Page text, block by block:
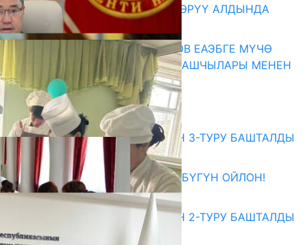
КӨРКӨМ ТАСМАСЫ ЖАРЫК КӨРҮҮ АЛДЫНДА
07.08.2026
ПРЕЗИДЕНТ САДЫР ЖАПАРОВ ЕАЭБГЕ МҮЧӨ
МАМЛЕКЕТТЕРДИН ӨКМӨТ БАШЧЫЛАРЫ МЕНЕН
ЖОЛУГУШТУ
07.08.2026
Абитуриент
ЖОЖДОРГО КАБЫЛ АЛУУНУН 3-ТУРУ БАШТАЛДЫ
27.07.2026
ӨЗҮҢДҮН КЕЛЕЧЕГИҢ ҮЧҮН БҮГҮН ОЙЛОН!
20.07.2026
ЖОЖДОРГО КАБЫЛ АЛУУНУН 2-ТУРУ БАШТАЛДЫ
20.07.2026